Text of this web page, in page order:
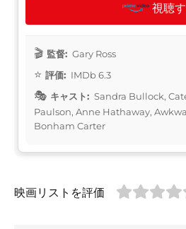
視聴
監督: Gary Ross
評価: IMDb 6.3
キャスト: Sandra Bullock,
Paulson, Anne Hathaway,
Bonham Carter
映画リストを評価